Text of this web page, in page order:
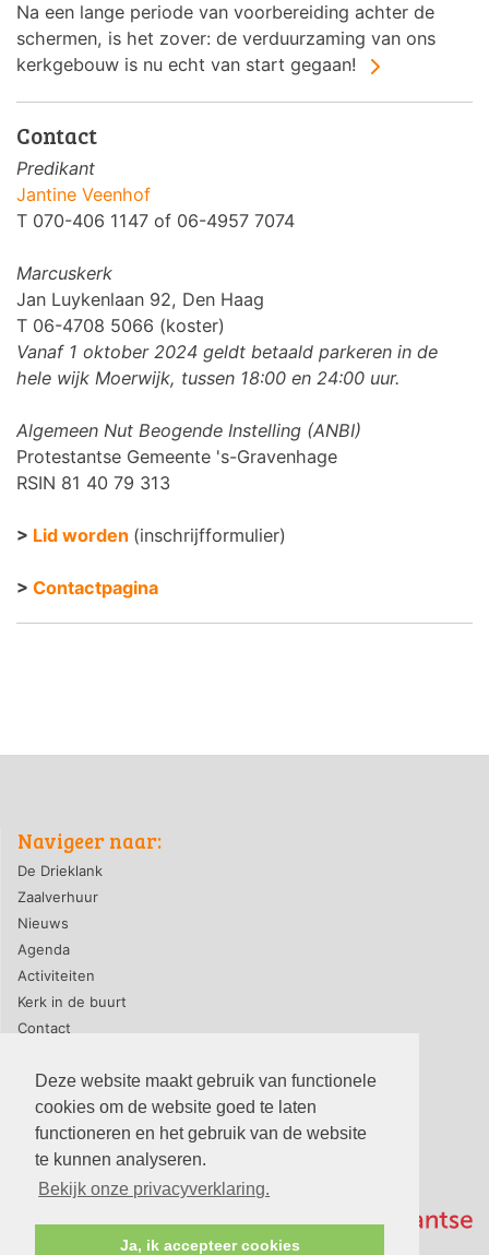
Deze website maakt gebruik van functionele
cookies om de website goed te laten
functioneren en het gebruik van de website
te kunnen analyseren.
Bekijk onze privacyverklaring.
Ja, ik accepteer cookies
Na een lange periode van voorbereiding achter de
schermen, is het zover: de verduurzaming van ons
kerkgebouw is nu echt van start gegaan!
Contact
Predikant
Jantine Veenhof
T 070-406 1147 of 06-4957 7074
Marcuskerk
Jan Luykenlaan 92, Den Haag
T 06-4708 5066 (koster)
Vanaf 1 oktober 2024 geldt betaald parkeren in de
hele wijk Moerwijk, tussen 18:00 en 24:00 uur.
Algemeen Nut Beogende Instelling (ANBI)
Protestantse Gemeente 's-Gravenhage
RSIN 81 40 79 313
> Lid worden (inschrijfformulier)
> Contactpagina
Navigeer naar:
De Drieklank
Zaalverhuur
Nieuws
Agenda
Activiteiten
Kerk in de buurt
Contact
privacyverklaring|contact webmaster
© 2026, PG-De Drieklank